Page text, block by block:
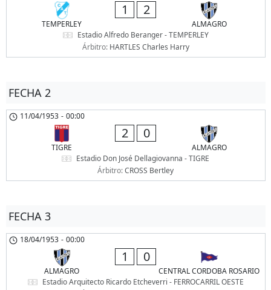
TEMPERLEY
1 2
ALMAGRO
Estadio Alfredo Beranger - TEMPERLEY
Árbitro: HARTLES Charles Harry
FECHA 2
11/04/1953 - 00:00
TIGRE
2 0
ALMAGRO
Estadio Don José Dellagiovanna - TIGRE
Árbitro:CROSS Bertley
FECHA 3
18/04/1953 - 00:00
ALMAGRO
1 0
CENTRAL CORDOBA ROSARIO
Estadio Arquitecto Ricardo Etcheverri - FERROCARRIL OESTE